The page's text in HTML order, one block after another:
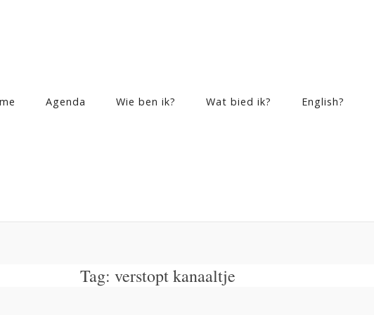
Agenda Wie ben ik? Wat bied ik? English?
Tag: verstopt kanaaltje